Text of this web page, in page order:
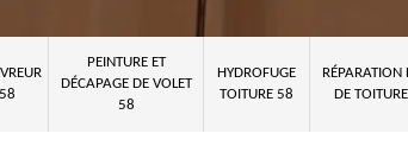
58
PEINTURE ET
DÉCAPAGE DE VOLET
58
HYDROFUGE
TOITURE 58
RÉPARATION
DE